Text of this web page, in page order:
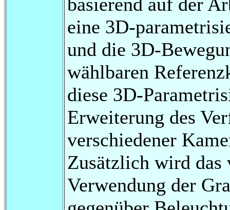
eine 3D-
und die 3D-
wählbaren
diese 3D-
Erweiterung des
verschiedener
Zusätzlich wird das
Verwendung der